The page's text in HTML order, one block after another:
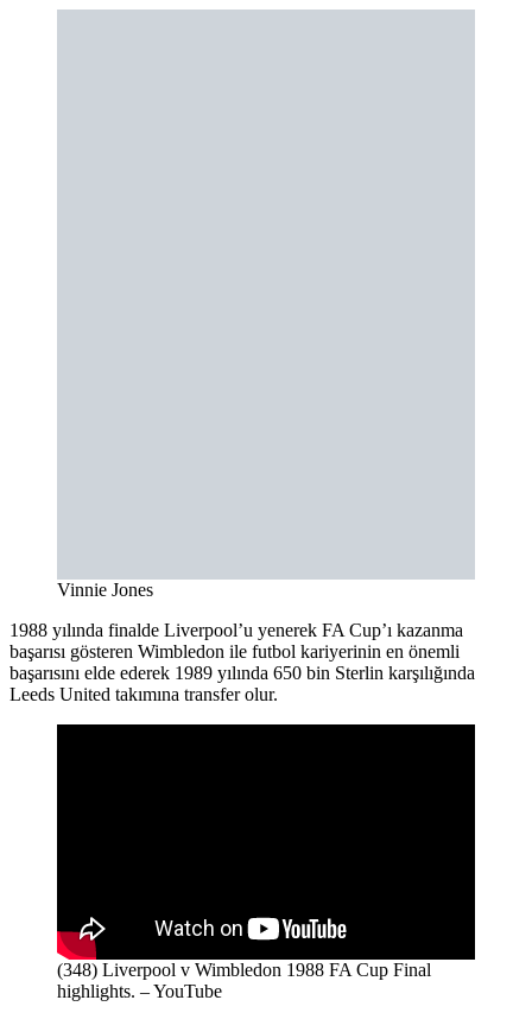
Vinnie Jones
1988 yılında finalde Liverpool’u yenerek FA Cup’ı kazanma
başarısı gösteren Wimbledon ile futbol kariyerinin en önemli
başarısını elde ederek 1989 yılında 650 bin Sterlin karşılığında
Leeds United takımına transfer olur.
(348) Liverpool v Wimbledon 1988 FA Cup Final
highlights. – YouTube